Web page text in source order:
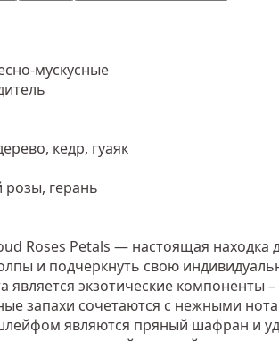
мускусные
кедр, гуаяк
розы, герань
Roses Petals — настоящая находка
и подчеркнуть свою
является экзотические компоненты
запахи сочетаются с нежными
являются пряный шафран и